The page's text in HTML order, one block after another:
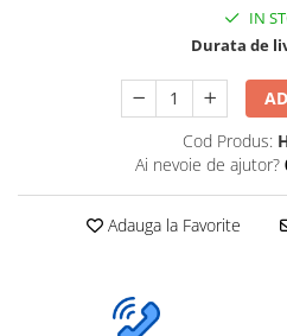
IN
Durata de
Cod Produs:
Ai nevoie de ajutor?
Adauga la Favorite